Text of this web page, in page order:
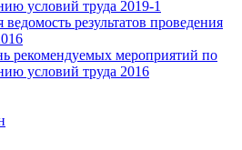
условий труда 2019-1
ведомость результатов проведения
рекомендуемых мероприятий по
условий труда 2016